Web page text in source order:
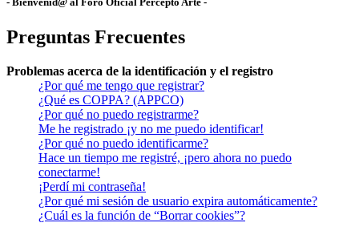
Preguntas Frecuentes
Problemas acerca de la identificación y el registro
¿Por qué me tengo que registrar?
¿Qué es COPPA? (APPCO)
¿Por qué no puedo registrarme?
Me he registrado ¡y no me puedo identificar!
¿Por qué no puedo identificarme?
Hace un tiempo me registré, ¡pero ahora no puedo
conectarme!
¡Perdí mi contraseña!
¿Por qué mi sesión de usuario expira automáticamente?
¿Cuál es la función de “Borrar cookies”?